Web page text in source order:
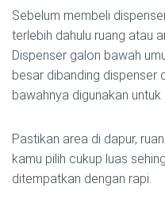
Sebelum membeli
terlebih dahulu ruang atau
Dispenser galon bawah
besar dibanding dispenser
bawahnya digunakan
Pastikan area di dapur,
kamu pilih cukup luas
ditempatkan dengan rapi.